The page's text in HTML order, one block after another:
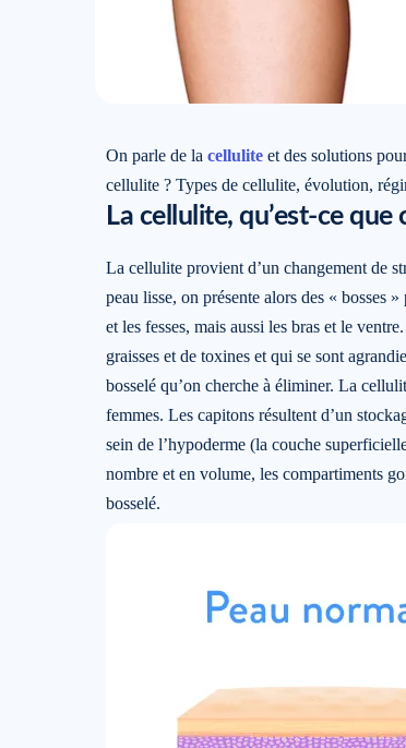
On parle de la cellulite et des solutions
cellulite ? Types de cellulite, évolution,
La cellulite, qu’est-ce que
La cellulite provient d’un changement de
peau lisse, on présente alors des « bosses
et les fesses, mais aussi les bras et le
graisses et de toxines et qui se sont
bosselé qu’on cherche à éliminer. La
femmes. Les capitons résultent d’un
sein de l’hypoderme (la couche
nombre et en volume, les compartiments
bosselé.